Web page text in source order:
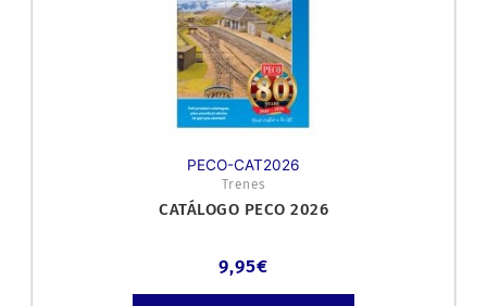
PECO-CAT2026
Trenes
CATÁLOGO PECO 2026
9,95€